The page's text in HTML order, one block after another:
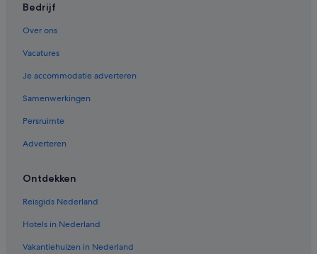
Bedrijf
Over ons
Vacatures
Je accommodatie adverteren
Samenwerkingen
Persruimte
Adverteren
Ontdekken
Reisgids Nederland
Hotels in Nederland
Vakantiehuizen in Nederland